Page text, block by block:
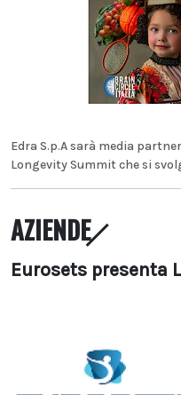
Edra S.p.A sarà media
Longevity Summit che si
AZIENDE
Eurosets presenta